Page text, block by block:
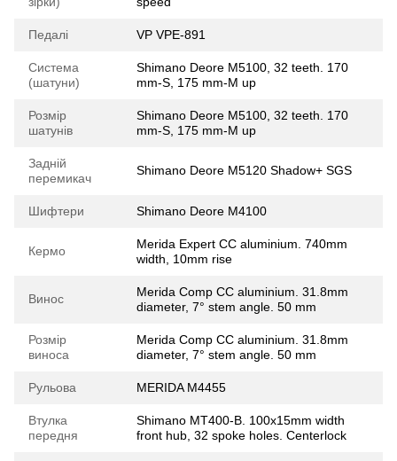
Педалі VP VPE-891
Система
(шатуни)
Shimano Deore M5100, 32 teeth. 170
mm-S, 175 mm-M up
Розмір
шатунів
Shimano Deore M5100, 32 teeth. 170
mm-S, 175 mm-M up
Задній
перемикач
Shimano Deore M5120 Shadow+ SGS
Шифтери Shimano Deore M4100
Кермо
Merida Expert CC aluminium. 740mm
width, 10mm rise
Винос
Merida Comp CC aluminium. 31.8mm
diameter, 7° stem angle. 50 mm
Розмір
виноса
Merida Comp CC aluminium. 31.8mm
diameter, 7° stem angle. 50 mm
Рульова MERIDA M4455
Втулка
передня
Shimano MT400-B. 100x15mm width
front hub, 32 spoke holes. Centerlock